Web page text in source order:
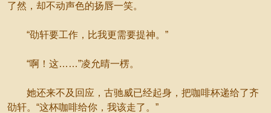
了然，却不动声色的扬唇一笑。
“劭轩要工作，比我更需要提神。”
“啊！这……”凌允晴一楞。
她还来不及回应，古驰威已经起身，把咖啡杯递给了齐
劭轩。“这杯咖啡给你，我该走了。”